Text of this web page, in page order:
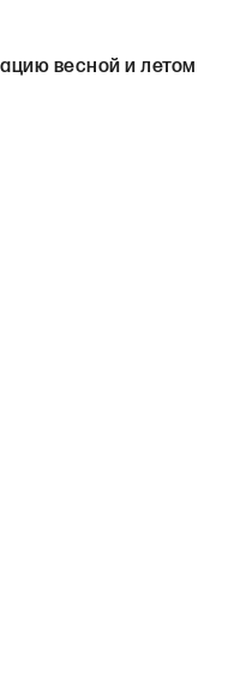
весной и летом